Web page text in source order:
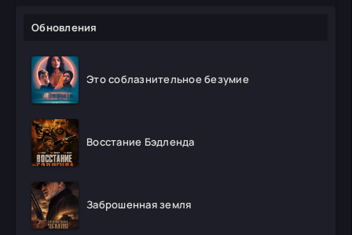
Обновления
Это соблазнительное безумие
Восстание Бэдленда
Заброшенная земля